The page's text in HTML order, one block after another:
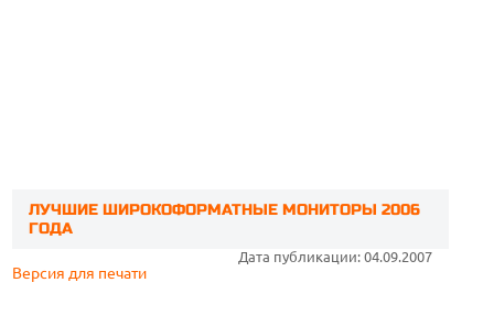
ЛУЧШИЕ ШИРОКОФОРМАТНЫЕ МОНИТОРЫ 2006
ГОДА
Дата публикации: 04.09.2007
Версия для печати